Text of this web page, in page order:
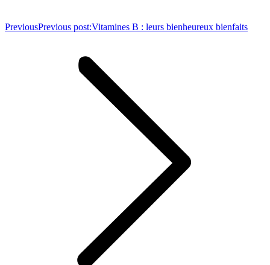
PreviousPrevious post:Vitamines B : leurs bienheureux bienfaits